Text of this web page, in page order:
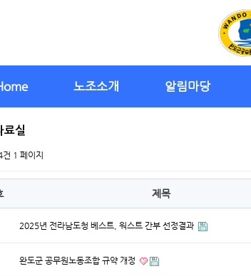
노조소개 알림마당
료실
건 1 페이지
제목
2025년 전라남도청 베스트, 워스트 간부 선정결과
완도군 공무원노동조합 규약 개정